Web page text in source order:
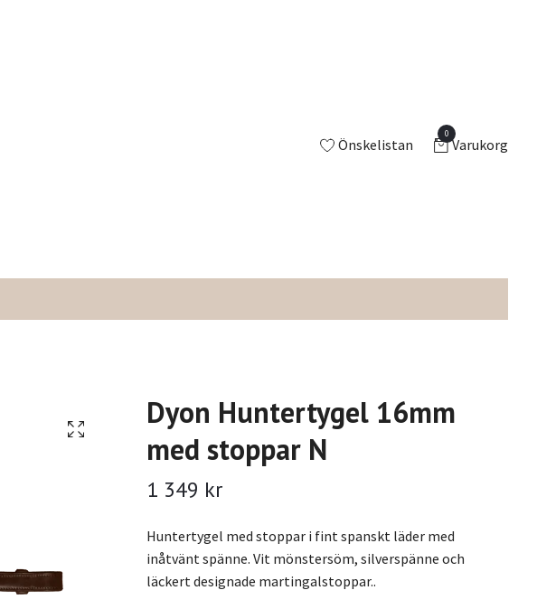
Önskelistan
0
Varukorg
Dyon Huntertygel 16mm
med stoppar N
1 349 kr
Huntertygel med stoppar i fint spanskt läder med
inåtvänt spänne. Vit mönstersöm, silverspänne och
läckert designade martingalstoppar..